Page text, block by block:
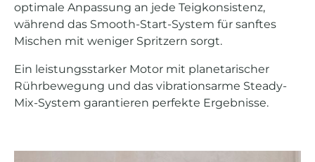
optimale Anpassung an jede Teigkonsistenz,
während das Smooth-Start-System für sanftes
Mischen mit weniger Spritzern sorgt.
Ein leistungsstarker Motor mit planetarischer
Rührbewegung und das vibrationsarme Steady-
Mix-System garantieren perfekte Ergebnisse.